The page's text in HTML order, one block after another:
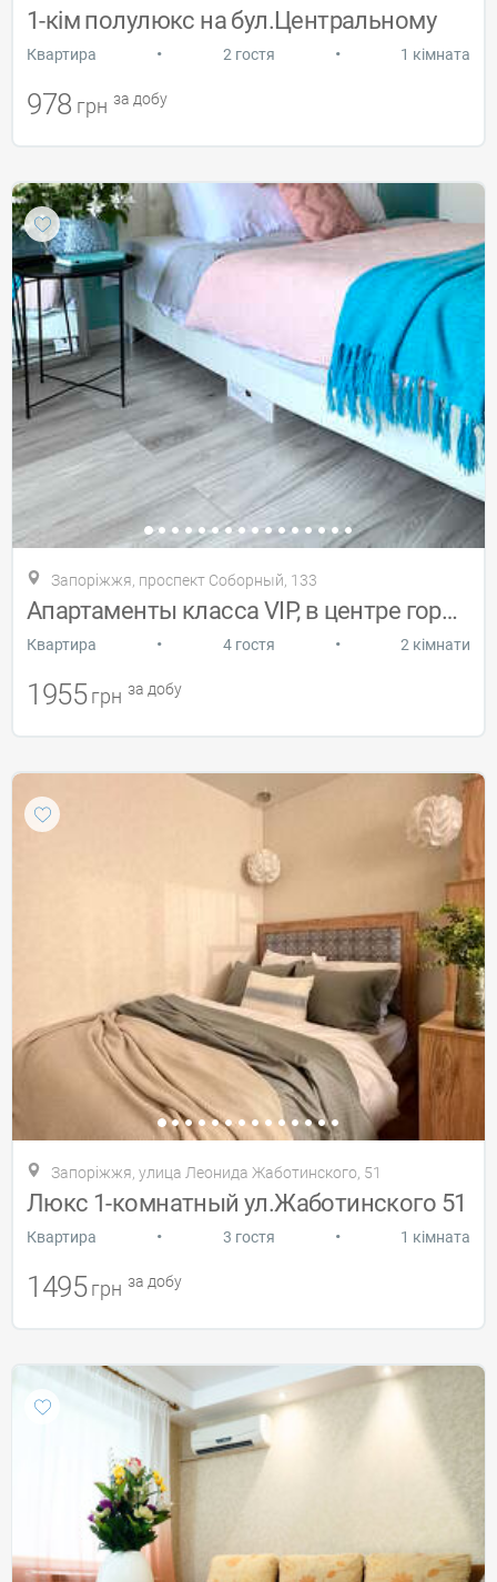
1-кім полулюкс на бул.Центральному
Квартира • 2 гостя • 1 кімната
978 грн за добу
Запоріжжя, проспект Соборный, 133
Апартаменты класса VIP, в центре города
Квартира • 4 гостя • 2 кімнати
1955 грн за добу
Запоріжжя, улица Леонида Жаботинского, 51
Люкс 1-комнатный ул.Жаботинского 51
Квартира • 3 гостя • 1 кімната
1495 грн за добу